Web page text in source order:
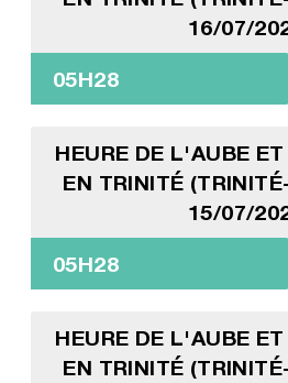
16/07/
05H28
HEURE DE L'AUBE
EN TRINITÉ
15/07/
05H28
HEURE DE L'AUBE
EN TRINITÉ